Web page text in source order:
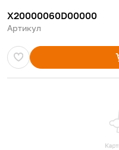
X20000060D00000
Артикул